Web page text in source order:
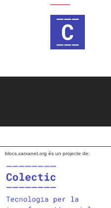
blocs.xarxanet.org és un projecte de: